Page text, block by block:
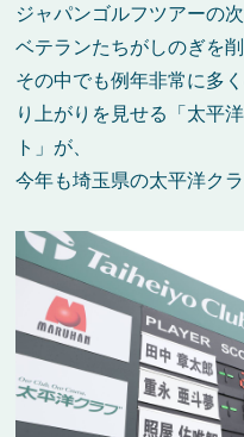
ジャパンゴルフツアーの
ベテランたちがしのぎを削
その中でも例年非常に多
り上がりを見せる「太平
ト」が、
今年も埼玉県の太平洋ク